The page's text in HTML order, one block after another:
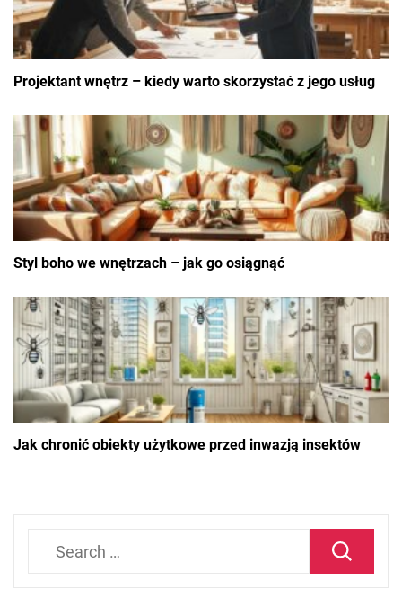
Projektant wnętrz – kiedy warto skorzystać z jego usług
Styl boho we wnętrzach – jak go osiągnąć
Jak chronić obiekty użytkowe przed inwazją insektów